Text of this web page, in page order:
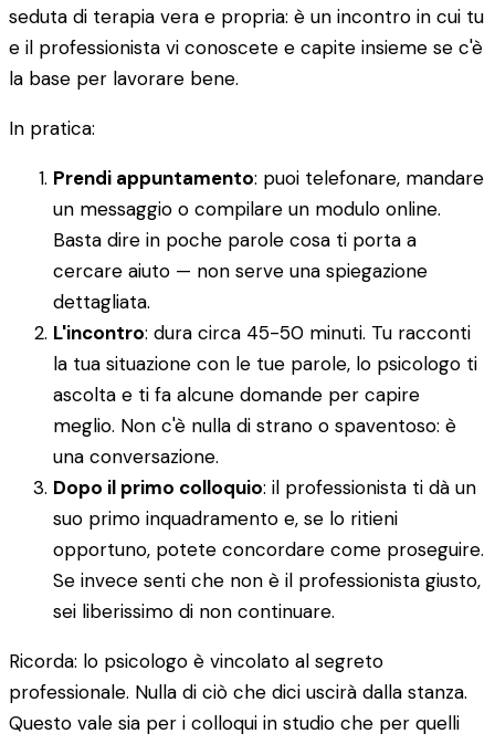
seduta di terapia vera e propria: è un incontro in cui tu
e il professionista vi conoscete e capite insieme se c'è
la base per lavorare bene.
In pratica:
Prendi appuntamento: puoi telefonare, mandare
un messaggio o compilare un modulo online.
Basta dire in poche parole cosa ti porta a
cercare aiuto — non serve una spiegazione
dettagliata.
L'incontro: dura circa 45-50 minuti. Tu racconti
la tua situazione con le tue parole, lo psicologo ti
ascolta e ti fa alcune domande per capire
meglio. Non c'è nulla di strano o spaventoso: è
una conversazione.
Dopo il primo colloquio: il professionista ti dà un
suo primo inquadramento e, se lo ritieni
opportuno, potete concordare come proseguire.
Se invece senti che non è il professionista giusto,
sei liberissimo di non continuare.
Ricorda: lo psicologo è vincolato al segreto
professionale. Nulla di ciò che dici uscirà dalla stanza.
Questo vale sia per i colloqui in studio che per quelli